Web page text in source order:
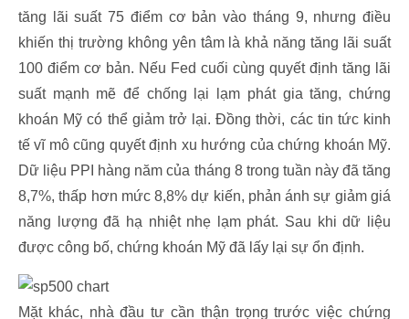
tăng lãi suất 75 điểm cơ bản vào tháng 9, nhưng điều
khiến thị trường không yên tâm là khả năng tăng lãi suất
100 điểm cơ bản. Nếu Fed cuối cùng quyết định tăng lãi
suất mạnh mẽ để chống lại lạm phát gia tăng, chứng
khoán Mỹ có thể giảm trở lại. Đồng thời, các tin tức kinh
tế vĩ mô cũng quyết định xu hướng của chứng khoán Mỹ.
Dữ liệu PPI hàng năm của tháng 8 trong tuần này đã tăng
8,7%, thấp hơn mức 8,8% dự kiến, phản ánh sự giảm giá
năng lượng đã hạ nhiệt nhẹ lạm phát. Sau khi dữ liệu
được công bố, chứng khoán Mỹ đã lấy lại sự ổn định.
Mặt khác, nhà đầu tư cần thận trọng trước việc chứng